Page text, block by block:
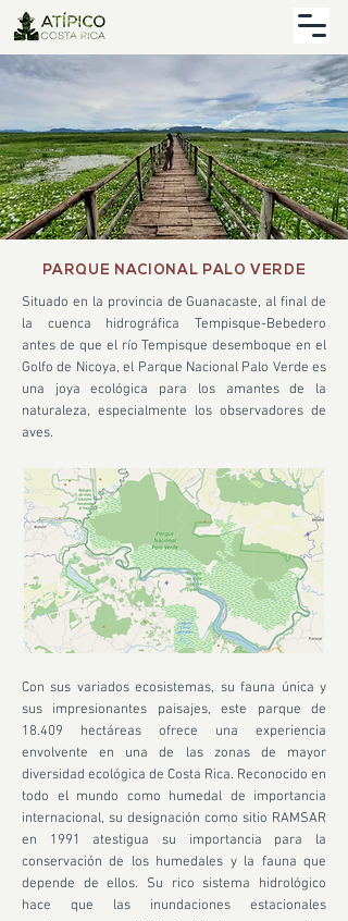
PARQUE NACIONAL PALO VERDE
Situado en la provincia de Guanacaste, al final de
la cuenca hidrográfica Tempisque-Bebedero
antes de que el río Tempisque desemboque en el
Golfo de Nicoya, el Parque Nacional Palo Verde es
una joya ecológica para los amantes de la
naturaleza, especialmente los observadores de
aves.
Con sus variados ecosistemas, su fauna única y
sus impresionantes paisajes, este parque de
18.409 hectáreas ofrece una experiencia
envolvente en una de las zonas de mayor
diversidad ecológica de Costa Rica. Reconocido en
todo el mundo como humedal de importancia
internacional, su designación como sitio RAMSAR
en 1991 atestigua su importancia para la
conservación de los humedales y la fauna que
depende de ellos. Su rico sistema hidrológico
hace que las inundaciones estacionales